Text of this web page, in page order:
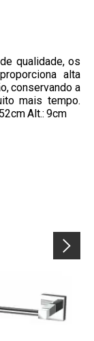
qualidade, os
alta
conservando a
mais tempo.
Alt.: 9cm